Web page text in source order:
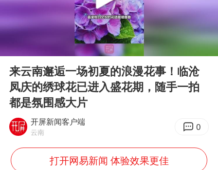
看守所辅警收受10万获刑1年
五粮液渠道价一箱上涨近百元
CIA被曝已秘密设立古巴工作组
U17国足1分钟轰2球
法国将禁止“未经同意的电话营销”
Play
00:14
来云南邂逅一场初夏的浪漫花事！临沧
凤庆的绣球花已进入盛花期，随手一拍
都是氛围感大片
开屏新闻客户端
云南 0
打开网易新闻 体验效果更佳